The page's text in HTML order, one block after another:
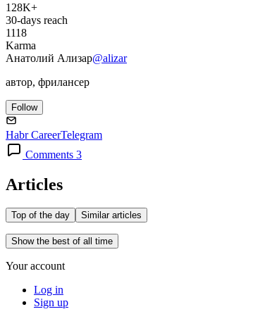
128K+
30-days reach
1118
Karma
Анатолий Ализар@alizar
автор, фрилансер
Follow
Habr CareerTelegram
Comments 3
Articles
Top of the day Similar articles
Show the best of all time
Your account
Log in
Sign up